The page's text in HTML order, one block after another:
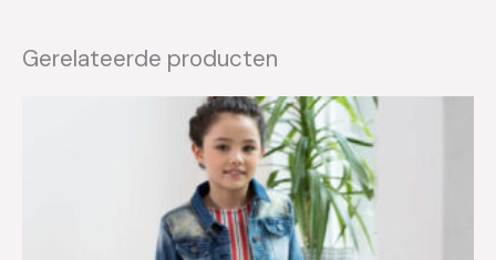
Gerelateerde producten